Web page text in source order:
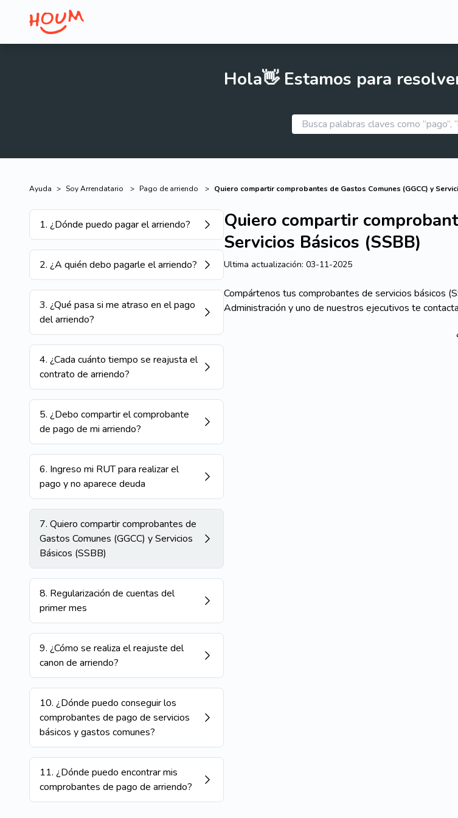
Hola👋 Estamos para
Ayuda > Soy Arrendatario > Pago de arriendo > Quiero compartir comprobantes de Gastos Comunes (GGCC) y
1. ¿Dónde puedo pagar el arriendo?
2. ¿A quién debo pagarle el arriendo?
3. ¿Qué pasa si me atraso en el pago
del arriendo?
4. ¿Cada cuánto tiempo se reajusta el
contrato de arriendo?
5. ¿Debo compartir el comprobante
de pago de mi arriendo?
6. Ingreso mi RUT para realizar el
pago y no aparece deuda
7. Quiero compartir comprobantes de
Gastos Comunes (GGCC) y Servicios
Básicos (SSBB)
8. Regularización de cuentas del
primer mes
9. ¿Cómo se realiza el reajuste del
canon de arriendo?
10. ¿Dónde puedo conseguir los
comprobantes de pago de servicios
básicos y gastos comunes?
11. ¿Dónde puedo encontrar mis
comprobantes de pago de arriendo?
Quiero compartir
Servicios Básicos (SSBB)
Ultima actualización: 03-11-2025
Compártenos tus comprobantes de servicios básicos
Administración y uno de nuestros ejecutivos te